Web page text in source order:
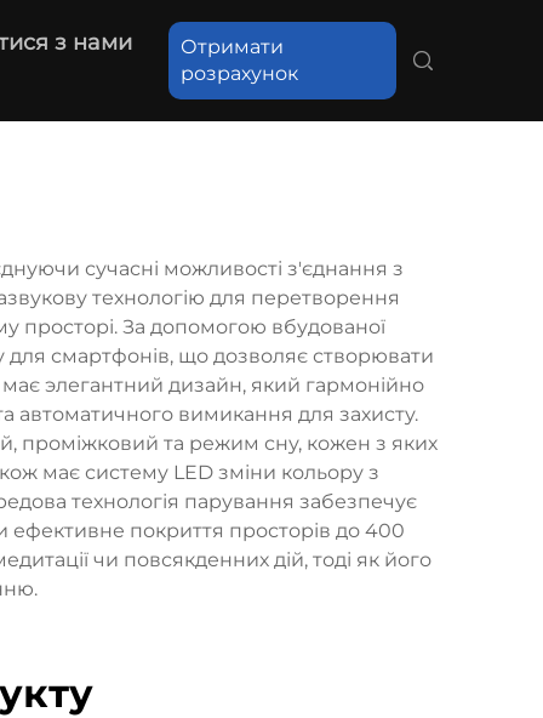
з нами
Отримати
розрахунок
сучасні можливості з'єднання з
технологію для перетворення
просторі. За допомогою вбудованої
для смартфонів, що дозволяє створювати
має элегантний дизайн, який гармонійно
автоматичного вимикання для захисту.
проміжковий та режим сну, кожен з яких
має систему LED зміни кольору з
технологія парування забезпечує
ефективне покриття просторів до 400
чи повсякденних дій, тоді як його